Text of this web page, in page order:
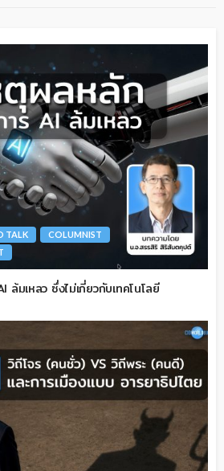
TALK
COLUMNIST
ล้มเหลว ซึ่งไม่เกี่ยวกับเทคโนโลยี